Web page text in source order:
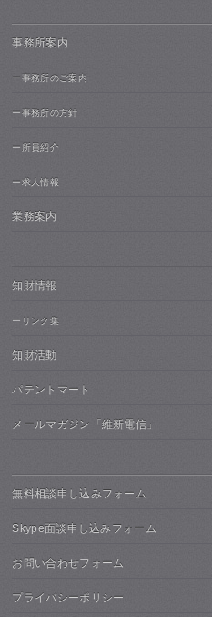
事務所案内
ー事務所のご案内
ー事務所の方針
ー所員紹介
ー求人情報
業務案内
知財情報
ーリンク集
知財活動
パテントマート
メールマガジン「維新電信」
無料相談申し込みフォーム
Skype面談申し込みフォーム
お問い合わせフォーム
プライバシーポリシー